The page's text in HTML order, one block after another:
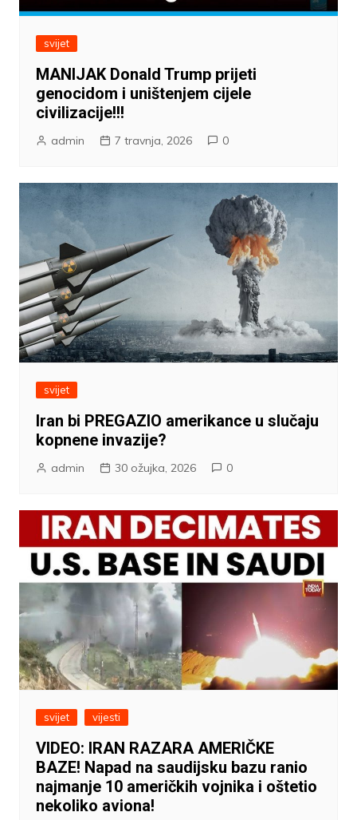
svijet
MANIJAK Donald Trump prijeti
genocidom i uništenjem cijele
civilizacije!!!
admin 7 travnja, 2026 0
svijet
Iran bi PREGAZIO amerikance u slučaju
kopnene invazije?
admin 30 ožujka, 2026 0
svijet vijesti
VIDEO: IRAN RAZARA AMERIČKE
BAZE! Napad na saudijsku bazu ranio
najmanje 10 američkih vojnika i oštetio
nekoliko aviona!